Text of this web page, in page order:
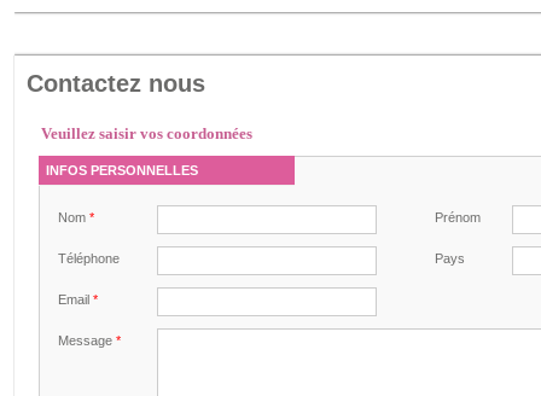
Contactez nous
Veuillez saisir vos coordonnées
INFOS PERSONNELLES
Nom * Prénom
Téléphone Pays
Email *
Message *